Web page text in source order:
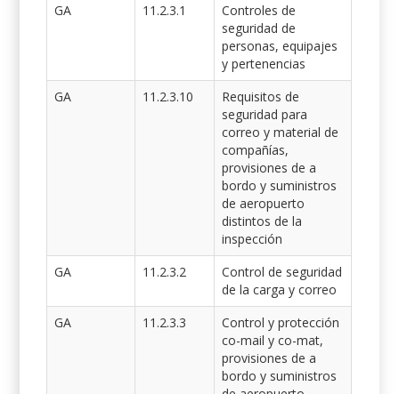
GA
11.2.3.1
Controles de
seguridad de
personas, equipajes
y pertenencias
GA
11.2.3.10
Requisitos de
seguridad para
correo y material de
compañías,
provisiones de a
bordo y suministros
de aeropuerto
distintos de la
inspección
GA
11.2.3.2
Control de seguridad
de la carga y correo
GA
11.2.3.3
Control y protección
co-mail y co-mat,
provisiones de a
bordo y suministros